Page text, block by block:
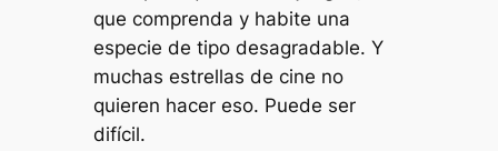
que comprenda y habite una
especie de tipo desagradable. Y
muchas estrellas de cine no
quieren hacer eso. Puede ser
difícil.